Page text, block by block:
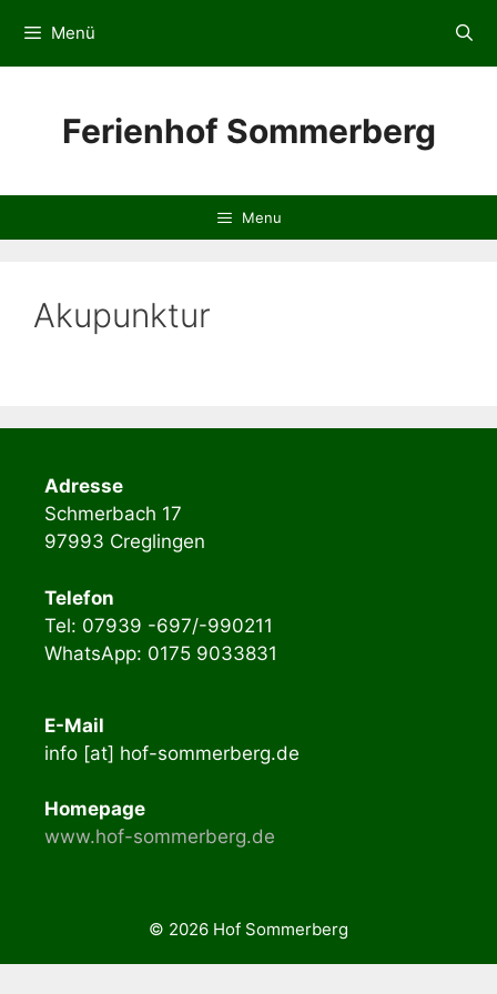
Inhalt
springen
Menü
Ferienhof Sommerberg
Menu
Akupunktur
Adresse
Schmerbach 17
97993 Creglingen
Telefon
Tel: 07939 -697/-990211
WhatsApp: 0175 9033831
E-Mail
info [at] hof-sommerberg.de
Homepage
www.hof-sommerberg.de
© 2026 Hof Sommerberg